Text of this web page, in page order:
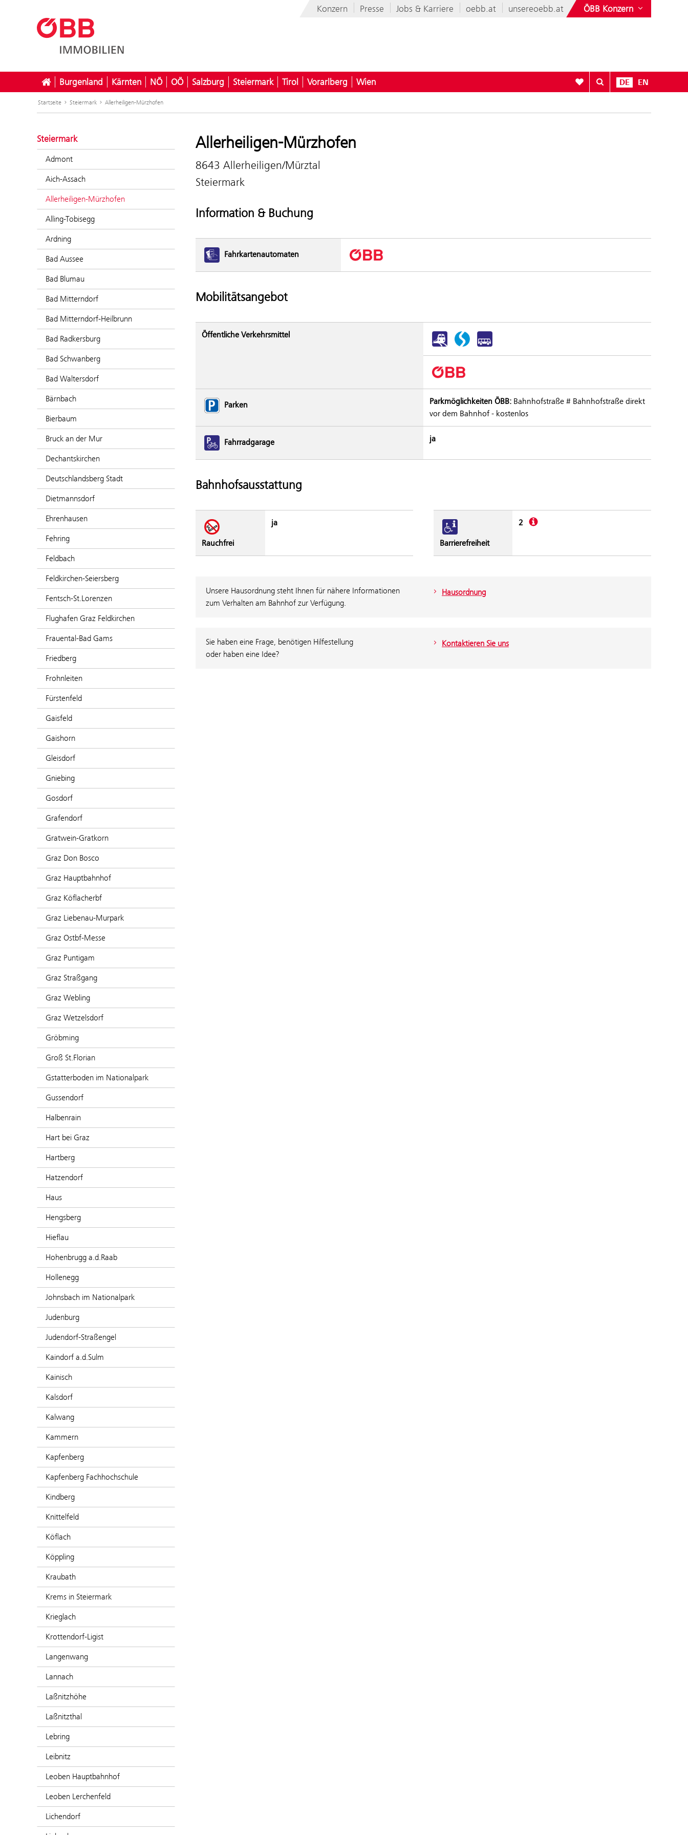
Konzern Presse Jobs & Karriere oebb.at unsereoebb.at ÖBB Konzern
Burgenland Kärnten NÖ OÖ Salzburg Steiermark Tirol Vorarlberg Wien Zur Favoritenliste
DE EN
Startseite Steiermark Allerheiligen-Mürzhofen
Steiermark
Admont
Aich-Assach
Allerheiligen-Mürzhofen
Alling-Tobisegg
Ardning
Bad Aussee
Bad Blumau
Bad Mitterndorf
Bad Mitterndorf-Heilbrunn
Bad Radkersburg
Bad Schwanberg
Bad Waltersdorf
Bärnbach
Bierbaum
Bruck an der Mur
Dechantskirchen
Deutschlandsberg Stadt
Dietmannsdorf
Ehrenhausen
Fehring
Feldbach
Feldkirchen-Seiersberg
Fentsch-St.Lorenzen
Flughafen Graz Feldkirchen
Frauental-Bad Gams
Friedberg
Frohnleiten
Fürstenfeld
Gaisfeld
Gaishorn
Gleisdorf
Gniebing
Gosdorf
Grafendorf
Gratwein-Gratkorn
Graz Don Bosco
Graz Hauptbahnhof
Graz Köflacherbf
Graz Liebenau-Murpark
Graz Ostbf-Messe
Graz Puntigam
Graz Straßgang
Graz Webling
Graz Wetzelsdorf
Gröbming
Groß St.Florian
Gstatterboden im Nationalpark
Gussendorf
Halbenrain
Hart bei Graz
Hartberg
Hatzendorf
Haus
Hengsberg
Hieflau
Hohenbrugg a.d.Raab
Hollenegg
Johnsbach im Nationalpark
Judenburg
Judendorf-Straßengel
Kaindorf a.d.Sulm
Kainisch
Kalsdorf
Kalwang
Kammern
Kapfenberg
Kapfenberg Fachhochschule
Kindberg
Knittelfeld
Köflach
Köppling
Kraubath
Krems in Steiermark
Krieglach
Krottendorf-Ligist
Langenwang
Lannach
Laßnitzhöhe
Laßnitzthal
Lebring
Leibnitz
Leoben Hauptbahnhof
Leoben Lerchenfeld
Lichendorf
Allerheiligen-Mürzhofen
8643 Allerheiligen/Mürztal
Steiermark
Information & Buchung
Fahrkarten­automaten
Mobilitätsangebot
Öffentliche Verkehrsmittel
Parken Parkmöglichkeiten ÖBB: Bahnhofstraße # Bahnhofstraße direkt
vor dem Bahnhof - kostenlos
Fahrradgarage ja
Bahnhofsausstattung
Rauchfrei
ja
Barrierefreiheit
2 Beschreibung
Unsere Hausordnung steht Ihnen für nähere Informationen
zum Verhalten am Bahnhof zur Verfügung.
Hausordnung
Sie haben eine Frage, benötigen Hilfestellung
oder haben eine Idee?
Kontaktieren Sie uns